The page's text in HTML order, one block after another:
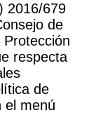
2016/679
de
respecta
de
el menú